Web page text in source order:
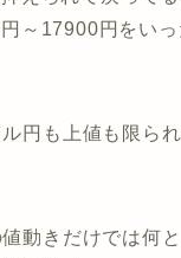
～17900円をい
円も上値も限ら
動きだけでは何